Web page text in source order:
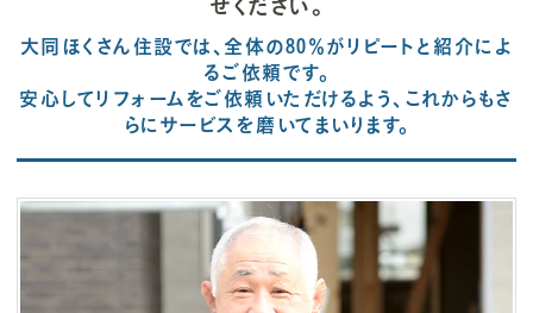
せください。
大同ほくさん住設では、全体の80％がリピートと紹介によ
るご依頼です。
安心してリフォームをご依頼いただけるよう、これからもさ
らにサービスを磨いてまいります。